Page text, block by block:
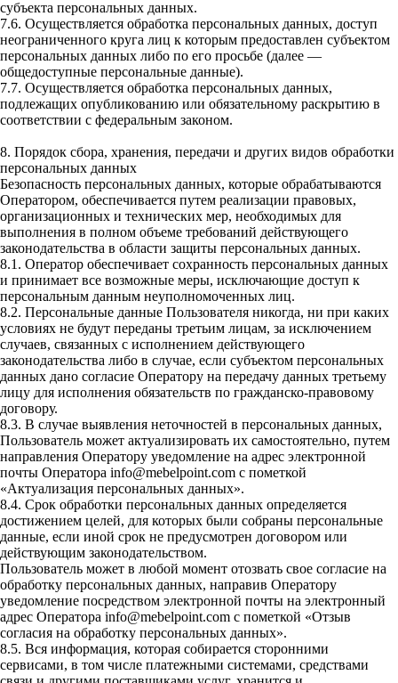
субъекта персональных данных.
7.6. Осуществляется обработка персональных данных, доступ
неограниченного круга лиц к которым предоставлен субъектом
персональных данных либо по его просьбе (далее —
общедоступные персональные данные).
7.7. Осуществляется обработка персональных данных,
подлежащих опубликованию или обязательному раскрытию в
соответствии с федеральным законом.
8. Порядок сбора, хранения, передачи и других видов обработки
персональных данных
Безопасность персональных данных, которые обрабатываются
Оператором, обеспечивается путем реализации правовых,
организационных и технических мер, необходимых для
выполнения в полном объеме требований действующего
законодательства в области защиты персональных данных.
8.1. Оператор обеспечивает сохранность персональных данных
и принимает все возможные меры, исключающие доступ к
персональным данным неуполномоченных лиц.
8.2. Персональные данные Пользователя никогда, ни при каких
условиях не будут переданы третьим лицам, за исключением
случаев, связанных с исполнением действующего
законодательства либо в случае, если субъектом персональных
данных дано согласие Оператору на передачу данных третьему
лицу для исполнения обязательств по гражданско-правовому
договору.
8.3. В случае выявления неточностей в персональных данных,
Пользователь может актуализировать их самостоятельно, путем
направления Оператору уведомление на адрес электронной
почты Оператора info@mebelpoint.com с пометкой
«Актуализация персональных данных».
8.4. Срок обработки персональных данных определяется
достижением целей, для которых были собраны персональные
данные, если иной срок не предусмотрен договором или
действующим законодательством.
Пользователь может в любой момент отозвать свое согласие на
обработку персональных данных, направив Оператору
уведомление посредством электронной почты на электронный
адрес Оператора info@mebelpoint.com с пометкой «Отзыв
согласия на обработку персональных данных».
8.5. Вся информация, которая собирается сторонними
сервисами, в том числе платежными системами, средствами